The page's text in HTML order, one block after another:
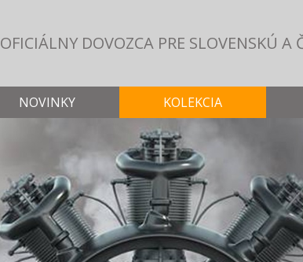
OFICIÁLNY DOVOZCA PRE SLOVENSKÚ A
NOVINKY KOLEKCIA